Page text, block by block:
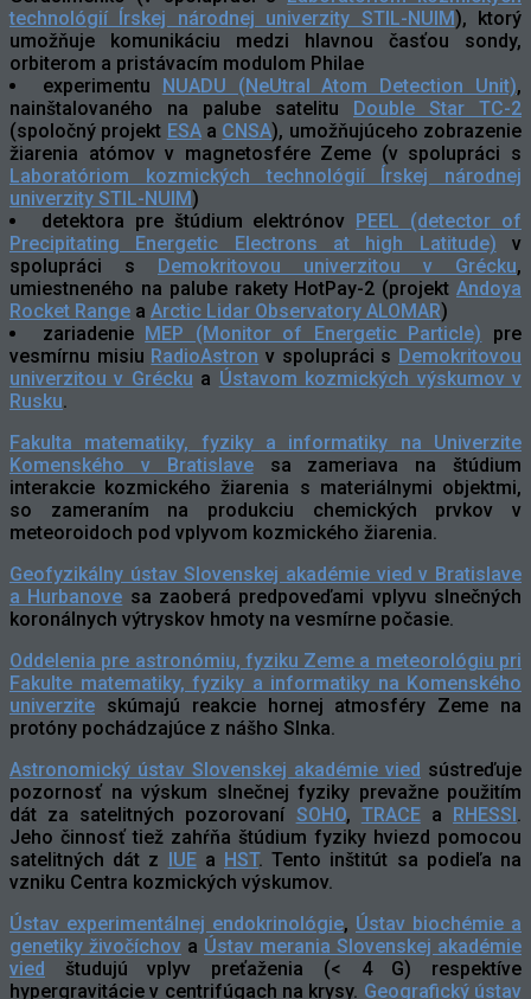
technológií Írskej národnej univerzity STIL-NUIM), ktorý
umožňuje komunikáciu medzi hlavnou časťou sondy,
orbiterom a pristávacím modulom Philae
experimentu NUADU (NeUtral Atom Detection Unit),
nainštalovaného na palube satelitu Double Star TC-2
(spoločný projekt ESAa CNSA), umožňujúceho zobrazenie
žiarenia atómov v magnetosfére Zeme (v spolupráci s
Laboratóriom kozmických technológií Írskej národnej
univerzity STIL-NUIM)
detektora pre štúdium elektrónov PEEL (detector of
Precipitating Energetic Electrons at high Latitude) v
spolupráci s Demokritovou univerzitou v Grécku,
umiestneného na palube rakety HotPay-2 (projekt Andoya
Rocket Range a Arctic Lidar Observatory ALOMAR)
zariadenie MEP (Monitor of Energetic Particle) pre
vesmírnu misiu RadioAstron v spolupráci s Demokritovou
univerzitou v Grécku a Ústavom kozmických výskumov v
Rusku.
Fakulta matematiky, fyziky a informatiky na Univerzite
Komenského v Bratislavesa zameriava na štúdium
interakcie kozmického žiarenia s materiálnymi objektmi,
so zameraním na produkciu chemických prvkov v
meteoroidoch pod vplyvom kozmického žiarenia.
Geofyzikálny ústav Slovenskej akadémie vied v Bratislave
a Hurbanove sa zaoberá predpoveďami vplyvu slnečných
koronálnych výtryskov hmoty na vesmírne počasie.
Oddelenia pre astronómiu, fyziku Zeme a meteorológiu pri
Fakulte matematiky, fyziky a informatiky na Komenského
univerzite skúmajú reakcie hornej atmosféry Zeme na
protóny pochádzajúce z nášho Slnka.
Astronomický ústav Slovenskej akadémie vied sústreďuje
pozornosť na výskum slnečnej fyziky prevažne použitím
dát za satelitných pozorovaní SOHO, TRACEa RHESSI.
Jeho činnosť tiež zahŕňa štúdium fyziky hviezd pomocou
satelitných dát z IUEa HST. Tento inštitút sa podieľa na
vzniku Centra kozmických výskumov.
Ústav experimentálnej endokrinológie, Ústav biochémie a
genetiky živočíchov a Ústav merania Slovenskej akadémie
vied študujú vplyv preťaženia (< 4 G) respektíve
hypergravitácie v centrifúgach na krysy. Geografický ústav